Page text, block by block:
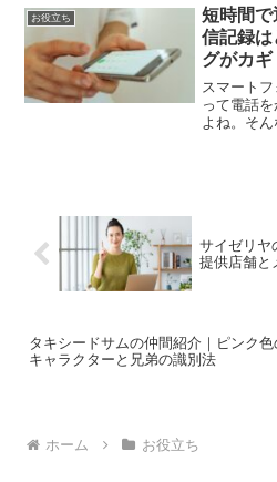
ットです
には「初
お役立ち
短時間
信記録
グがカギ
スマート
って電話
よね。そん
サイゼリヤ
提供店舗と
タキシードサムの仲間紹介｜ピンク色
キャラクターと兄弟の識別法
ホーム お役立ち